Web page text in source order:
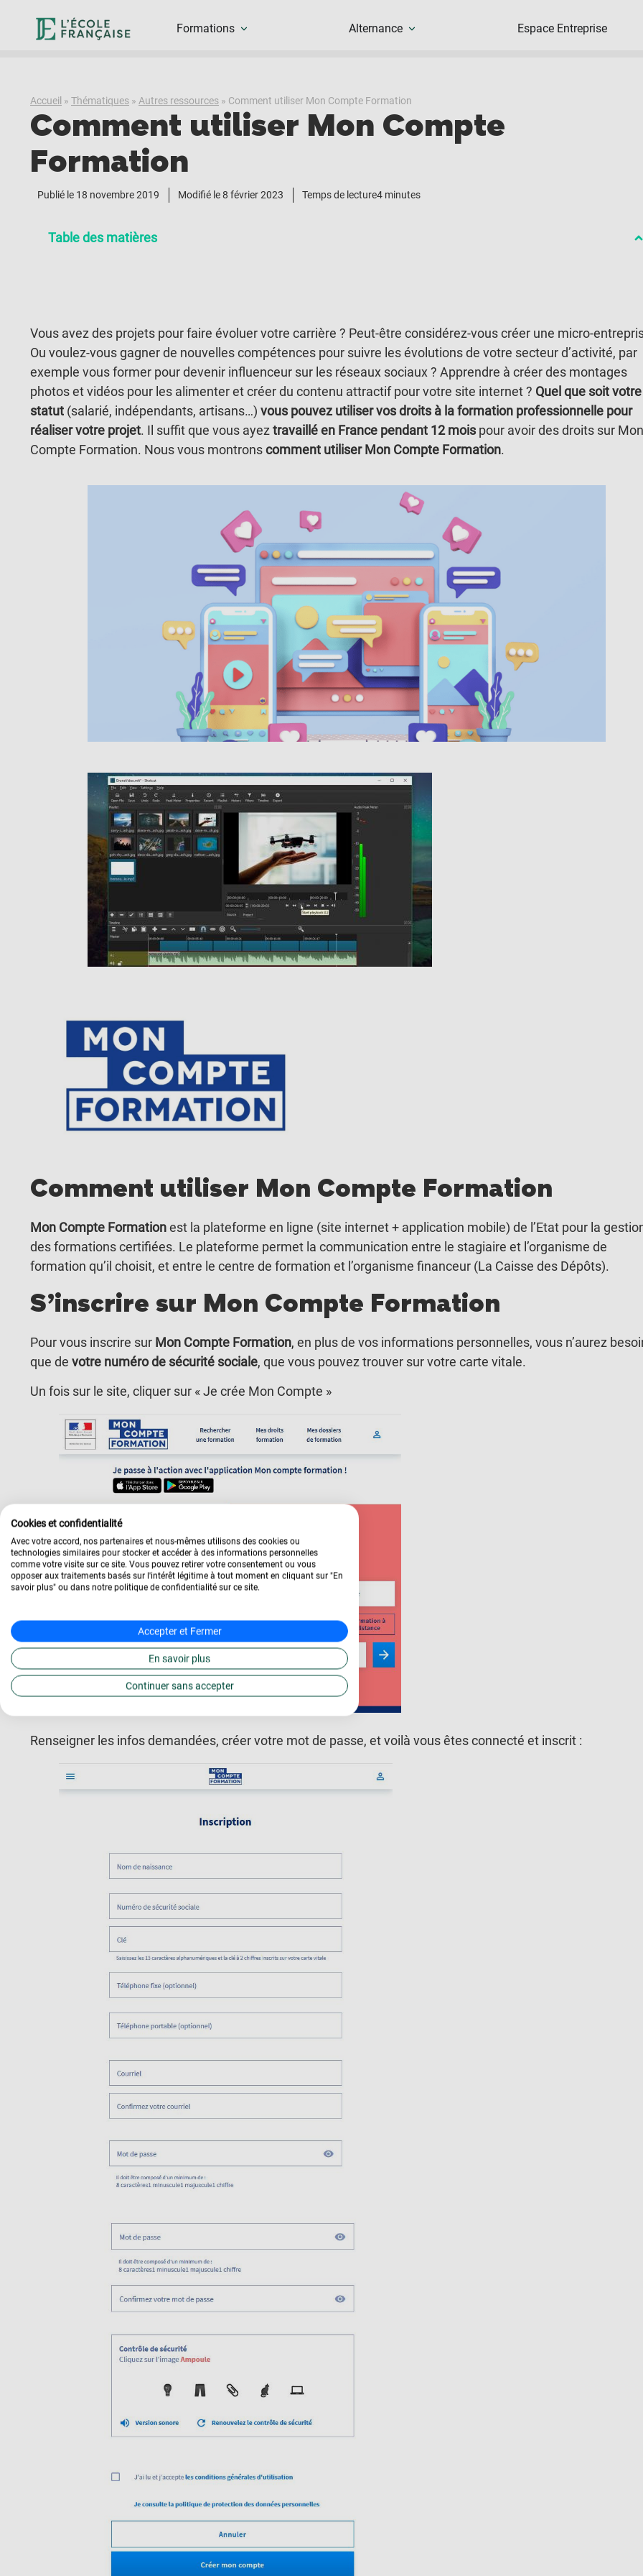
Formations Alternance Espace Entreprise
Accueil » Thématiques » Autres ressources » Comment utiliser Mon Compte Formation
Comment utiliser Mon Compte
Formation
Publié le 18 novembre 2019 Modifié le 8 février 2023 Temps de lecture4 minutes
Table des matières
Vous avez des projets pour faire évoluer votre carrière ? Peut-être considérez-vous créer une micro-
Ou voulez-vous gagner de nouvelles compétences pour suivre les évolutions de votre secteur d’activité, par
exemple vous former pour devenir influenceur sur les réseaux sociaux ? Apprendre à créer des montages
photos et vidéos pour les alimenter et créer du contenu attractif pour votre site internet ? Quel que soit votre
statut (salarié, indépendants, artisans…) vous pouvez utiliser vos droits à la formation professionnelle pour
réaliser votre projet. Il suffit que vous ayez travaillé en France pendant 12 mois pour avoir des droits sur Mon
Compte Formation. Nous vous montronscomment utiliser Mon Compte Formation.
Comment utiliser Mon Compte Formation
Mon Compte Formationest la plateforme en ligne (site internet + application mobile) de l’Etat pour la
des formations certifiées. Le plateforme permet la communication entre le stagiaire et l’organisme de
formation qu’il choisit, et entre le centre de formation et l’organisme financeur (La Caisse des Dépôts).
S’inscrire sur Mon Compte Formation
Pour vous inscrire sur Mon Compte Formation, en plus de vos informations personnelles, vous n’aurez
que de votre numéro de sécurité sociale, que vous pouvez trouver sur votre carte vitale.
Un fois sur le site, cliquer sur « Je crée Mon Compte »
Renseigner les infos demandées, créer votre mot de passe, et voilà vous êtes connecté et inscrit :
Cookies et confidentialité
Avec votre accord, nos partenaires et nous-mêmes utilisons des cookies ou
technologies similaires pour stocker et accéder à des informations personnelles
comme votre visite sur ce site. Vous pouvez retirer votre consentement ou vous
opposer aux traitements basés sur l'intérêt légitime à tout moment en cliquant sur "En
savoir plus" ou dans notre politique de confidentialité sur ce site.
Accepter et Fermer
En savoir plus
Continuer sans accepter